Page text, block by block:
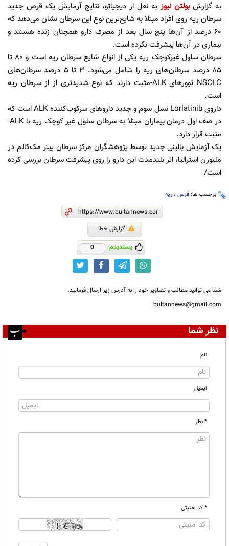
به گزارشبولتن نیوز به نقل از دیجیاتو، نتایج آزمایش یک قرص جدید
سرطان ریه روی افراد مبتلا به شایع‌ترین نوع این سرطان نشان می‌دهد که
۶۰ درصد از آن‌ها پنج سال بعد از مصرف دارو همچنان زنده هستند و
بیماری در آن‌ها پیشرفت نکرده است.
سرطان سلول غیرکوچک ریه یکی از انواع شایع سرطان ریه است و ۸۰ تا
۸۵ درصد سرطان‌های ریه را شامل می‌شود. ۳ تا ۵ درصد سرطان‌های
NSCLC توورهای ALK-مثبت دارند که نوع شدیدتری از از سرطان ریه
است.
داروی Lorlatinib نسل سوم و جدید داروهای سرکوب‌کننده ALK است که
در صف اول درمان بیماران مبتلا به سرطان سلول غیر کوچک ریه با ALK-
مثبت قرار دارد.
یک آزمایش بالینی جدید توسط پژوهشگران مرکز سرطان پیتر مک‌کالم در
ملبورن استرالیا، اثر بلندمدت این دارو را روی پیشرفت سرطان بررسی کرده
است/
برچسب ها: قرص ، ریه
گزارش خطا
پسندیدم 0
شما می توانید مطالب و تصاویر خود را به آدرس زیر ارسال فرمایید.
bultannews@gmail.com
نظر شما
نام
ایمیل
* نظر
* کد امنیتی